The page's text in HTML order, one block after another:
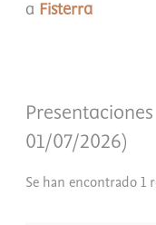
a Fisterra
01/07/2026)
Se han encontrado 1